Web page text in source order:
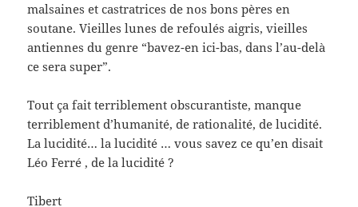
malsaines et castratrices de nos bons pères en
soutane. Vieilles lunes de refoulés aigris, vieilles
antiennes du genre “bavez-en ici-bas, dans l’au-delà
ce sera super”.
Tout ça fait terriblement obscurantiste, manque
terriblement d’humanité, de rationalité, de lucidité.
La lucidité… la lucidité … vous savez ce qu’en disait
Léo Ferré , de la lucidité ?
Tibert